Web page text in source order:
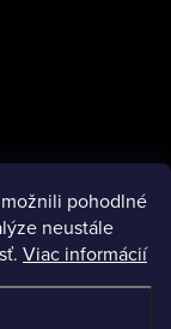
pohodlné
neustále
Viac informácií